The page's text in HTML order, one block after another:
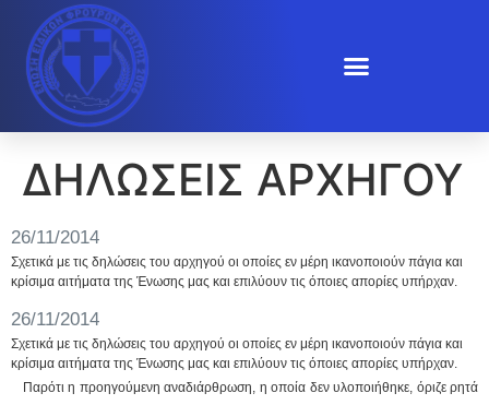
ΔΗΛΩΣΕΙΣ ΑΡΧΗΓΟΥ
26/11/2014
Σχετικά με τις δηλώσεις του αρχηγού οι οποίες εν μέρη ικανοποιούν πάγια και
κρίσιμα αιτήματα της Ένωσης μας και επιλύουν τις όποιες απορίες υπήρχαν.
26/11/2014
Σχετικά με τις δηλώσεις του αρχηγού οι οποίες εν μέρη ικανοποιούν πάγια και
κρίσιμα αιτήματα της Ένωσης μας και επιλύουν τις όποιες απορίες υπήρχαν.
Παρότι η προηγούμενη αναδιάρθρωση, η οποία δεν υλοποιήθηκε, όριζε ρητά